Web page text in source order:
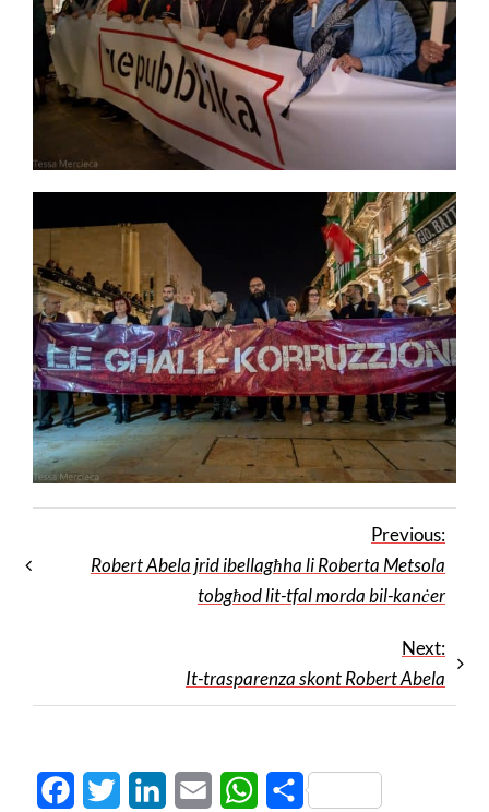
Previous:
Robert Abela jrid ibellagħha li Roberta Metsola
tobgħod lit-tfal morda bil-kanċer
Next:
It-trasparenza skont Robert Abela
FacebookTwitter LinkedInEmail WhatsApp
Share